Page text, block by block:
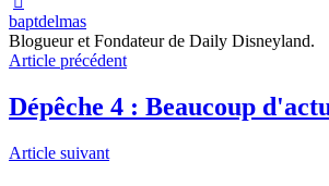
baptdelmas
Blogueur et Fondateur de Daily Disneyland.
Article précédent
Dépêche 4 : Beaucoup
Article suivant